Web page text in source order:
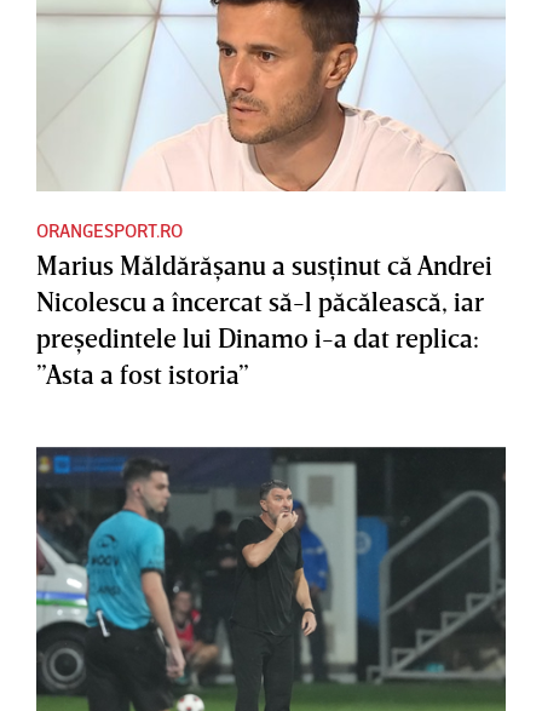
ORANGESPORT.RO
Marius Măldărăşanu a susţinut că Andrei
Nicolescu a încercat să-l păcălească, iar
preşedintele lui Dinamo i-a dat replica:
”Asta a fost istoria”